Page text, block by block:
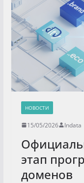
НОВОСТИ
15/05/2026 Indata
этап
доменов